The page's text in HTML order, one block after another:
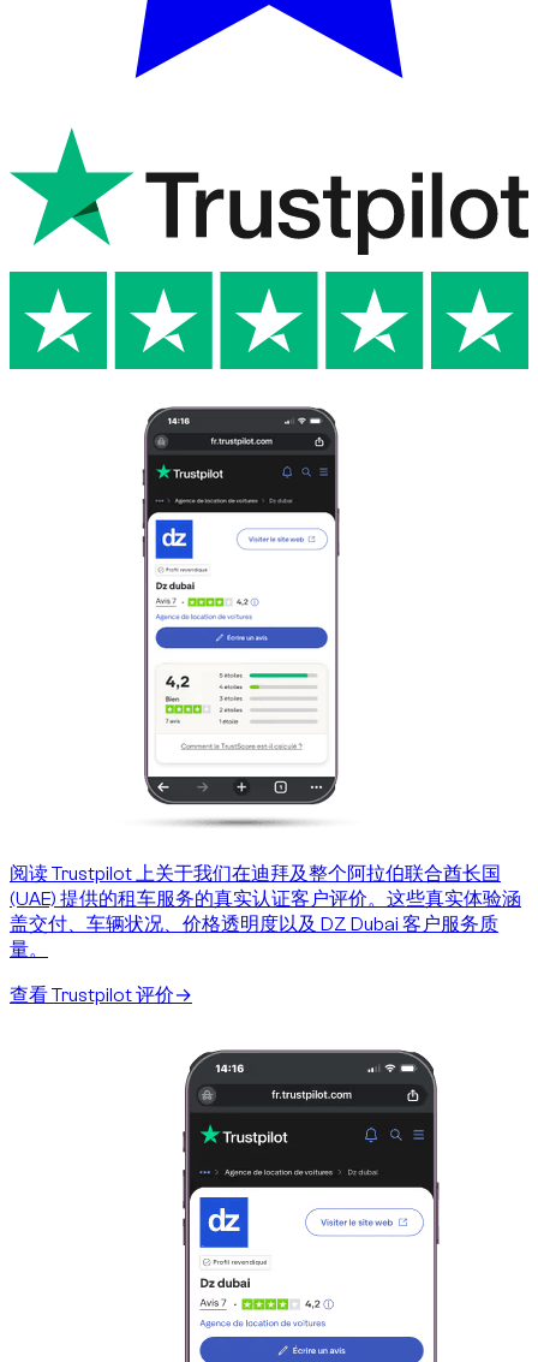
阅读 Trustpilot 上关于我们在迪拜及整个阿拉伯联合酋长国
(UAE) 提供的租车服务的真实认证客户评价。这些真实体验涵
盖交付、车辆状况、价格透明度以及 DZ Dubai 客户服务质
量。
查看 Trustpilot 评价→